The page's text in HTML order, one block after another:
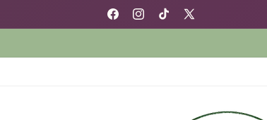
ai contenuti
FacebookInstagram
TikTokX
Farmacia del Cassano